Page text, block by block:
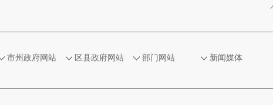
市州政府网站 区县政府网站 部门网站 新闻媒体